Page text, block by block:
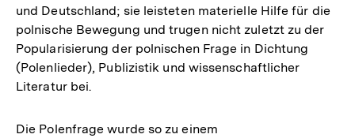
und Deutschland; sie leisteten materielle Hilfe für die
polnische Bewegung und trugen nicht zuletzt zu der
Popularisierung der polnischen Frage in Dichtung
(Polenlieder), Publizistik und wissenschaftlicher
Literatur bei.
Die Polenfrage wurde so zu einem